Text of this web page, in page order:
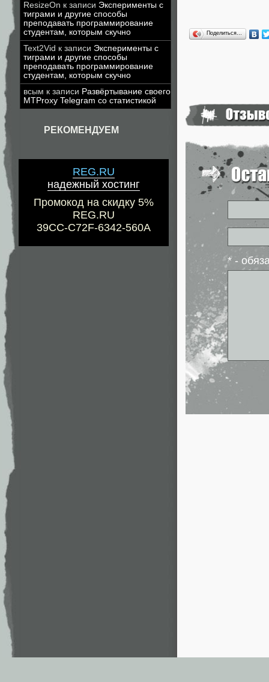
ResizeOn к записи Эксперименты с
тиграми и другие способы
преподавать программирование
студентам, которым скучно
Text2Vid к записи Эксперименты с
тиграми и другие способы
преподавать программирование
студентам, которым скучно
всым к записи Развёртывание своего
MTProxy Telegram со статистикой
РЕКОМЕНДУЕМ
REG.RU
надежный хостинг
Промокод на скидку 5%
REG.RU
39CC-C72F-6342-560A
Поделиться…
* -